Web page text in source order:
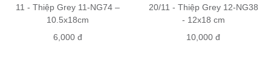
11 - Thiệp Grey 11-NG74 –
10.5x18cm
6,000 đ
20/11 - Thiệp Grey 12-NG38
- 12x18 cm
10,000 đ